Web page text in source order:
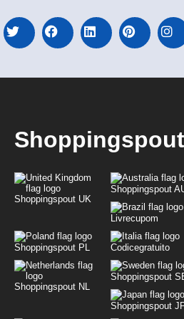
Shoppingspout UK
Shoppingspout
Livrecupom
Shoppingspout PL Codicegratuito
Shoppingspout NL
Shoppingspout
Shoppingspout